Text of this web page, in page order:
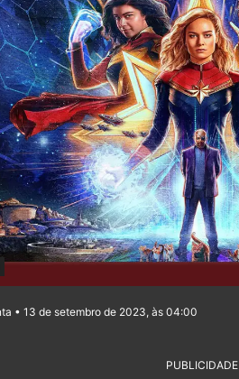
• 13 de setembro de 2023, às 04:00
PUBLICIDADE